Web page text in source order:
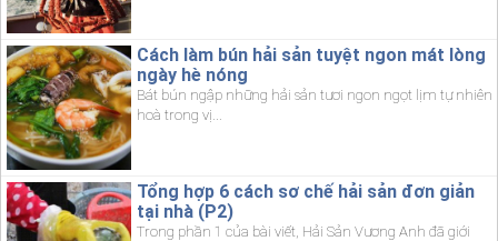
Cách làm bún hải sản tuyệt ngon mát lòng
ngày hè nóng
Bát bún ngập những hải sản tươi ngon ngọt lịm tự nhiên
hoà trong vị...
Tổng hợp 6 cách sơ chế hải sản đơn giản
tại nhà (P2)
Trong phần 1 của bài viết, Hải Sản Vương Anh đã giới